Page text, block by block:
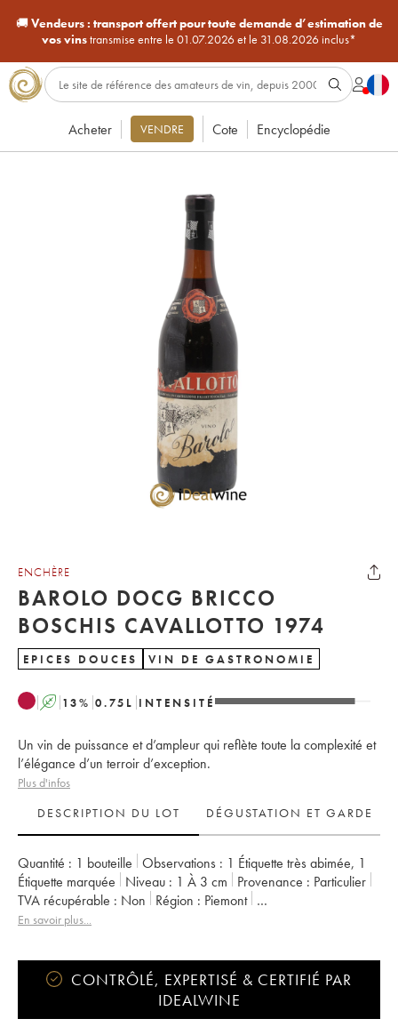
🚚Vendeurs : transport offert pour toute demande d’estimation de
vos vinstransmise entre le 01.07.2026 et le 31.08.2026 inclus*
Acheter VENDRE Cote Encyclopédie
ENCHÈRE
BAROLO DOCG BRICCO
BOSCHIS CAVALLOTTO 1974
EPICES DOUCES VIN DE GASTRONOMIE
A 13% 0.75 L INTENSITÉ
Un vin de puissance et d’ampleur qui reflète toute la complexité et
l’élégance d’un terroir d’exception.
Plus d'infos
DESCRIPTION DU LOT
DÉGUSTATION ET GARDE
Quantité : 1 bouteille Observations : 1 Étiquette très abimée, 1
Étiquette marquée
Niveau : 1 À 3 cm Provenance : particulier
TVA récupérable :
non Région :
Piemont
Appellation :
En savoir plus...
CONTRÔLÉ, EXPERTISÉ & CERTIFIÉ PAR
IDEALWINE